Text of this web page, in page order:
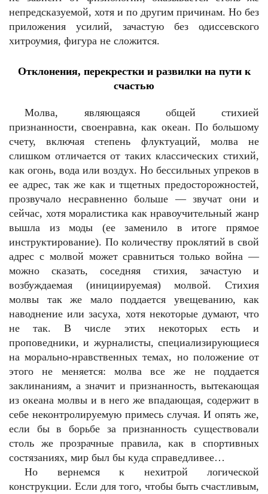
непредсказуемой, хотя и по другим причинам. Но без
приложения усилий, зачастую без одиссевского
хитроумия, фигура не сложится.
Отклонения, перекрестки и развилки на пути к
счастью
Молва, являющаяся общей стихией
признанности, своенравна, как океан. По большому
счету, включая степень флуктуаций, молва не
слишком отличается от таких классических стихий,
как огонь, вода или воздух. Но бессильных упреков в
ее адрес, так же как и тщетных предосторожностей,
прозвучало несравненно больше — звучат они и
сейчас, хотя моралистика как нравоучительный жанр
вышла из моды (ее заменило в итоге прямое
инструктирование). По количеству проклятий в свой
адрес с молвой может сравниться только война —
можно сказать, соседняя стихия, зачастую и
возбуждаемая (инициируемая) молвой. Стихия
молвы так же мало поддается увещеванию, как
наводнение или засуха, хотя некоторые думают, что
не так. В числе этих некоторых есть и
проповедники, и журналисты, специализирующиеся
на морально-нравственных темах, но положение от
этого не меняется: молва все же не поддается
заклинаниям, а значит и признанность, вытекающая
из океана молвы и в него же впадающая, содержит в
себе неконтролируемую примесь случая. И опять же,
если бы в борьбе за признанность существовали
столь же прозрачные правила, как в спортивных
состязаниях, мир был бы куда справедливее…
Но вернемся к нехитрой логической
конструкции. Если для того, чтобы быть счастливым,